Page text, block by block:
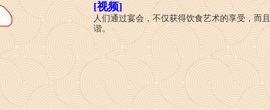
[视频]
人们通过宴会，不仅获得饮食艺术的享受，而
谐。